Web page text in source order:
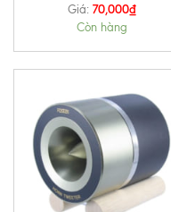
Giá: 70,000₫
Còn hàng